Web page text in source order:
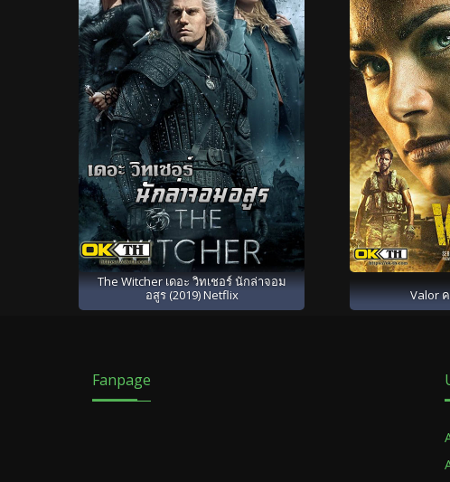
The Witcher เดอะ วิทเชอร์ นักล่าจอม
อสูร (2019) Netflix
Valor
Fanpage